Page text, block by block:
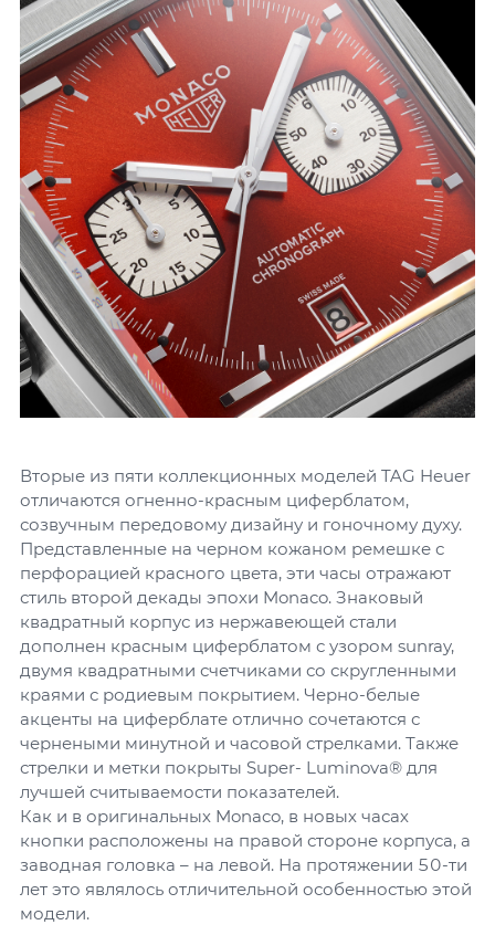
Вторые из пяти коллекционных моделей TAG Heuer
отличаются огненно-красным циферблатом,
созвучным передовому дизайну и гоночному духу.
Представленные на черном кожаном ремешке с
перфорацией красного цвета, эти часы отражают
стиль второй декады эпохи Monaco. Знаковый
квадратный корпус из нержавеющей стали
дополнен красным циферблатом с узором sunray,
двумя квадратными счетчиками со скругленными
краями с родиевым покрытием. Черно-белые
акценты на циферблате отлично сочетаются с
чернеными минутной и часовой стрелками. Также
стрелки и метки покрыты Super- Luminova® для
лучшей считываемости показателей.
Как и в оригинальных Monaco, в новых часах
кнопки расположены на правой стороне корпуса, а
заводная головка – на левой. На протяжении 50-ти
лет это являлось отличительной особенностью этой
модели.